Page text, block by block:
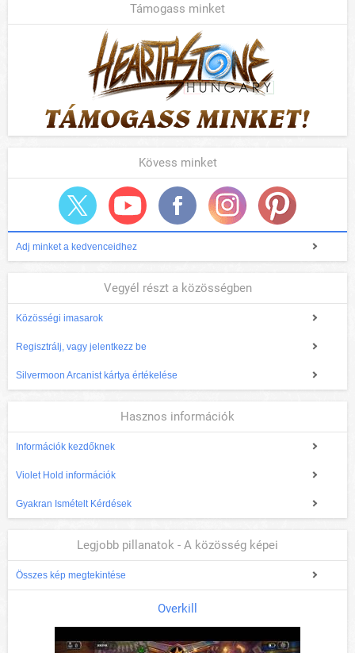
Támogass minket
Kövess minket
Adj minket a kedvenceidhez
Vegyél részt a közösségben
Közösségi imasarok
Regisztrálj, vagy jelentkezz be
Silvermoon Arcanist kártya értékelése
Hasznos információk
Információk kezdőknek
Violet Hold információk
Gyakran Ismételt Kérdések
Legjobb pillanatok - A közösség képei
Összes kép megtekintése
Overkill